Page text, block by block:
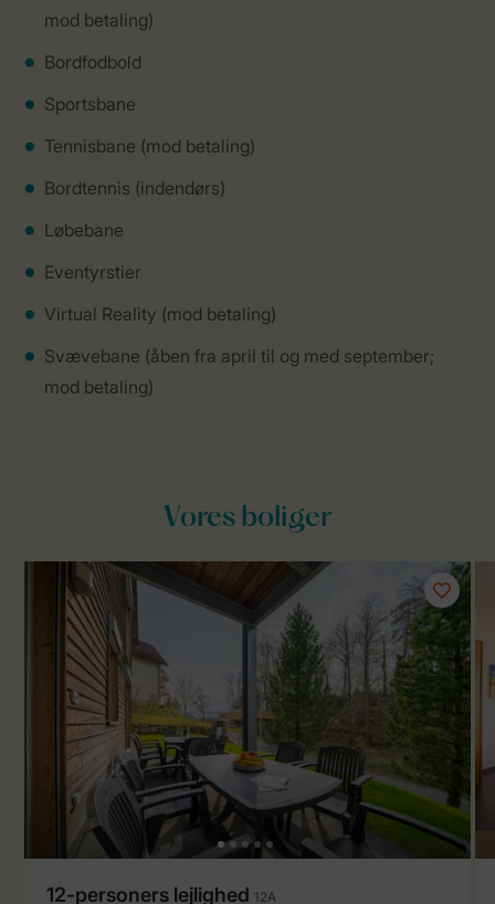
mod betaling)
Bordfodbold
Sportsbane
Tennisbane (mod betaling)
Bordtennis (indendørs)
Løbebane
Eventyrstier
Virtual Reality (mod betaling)
Svævebane (åben fra april til og med september;
mod betaling)